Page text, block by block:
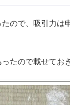
ので、吸引力は
たので載せてお